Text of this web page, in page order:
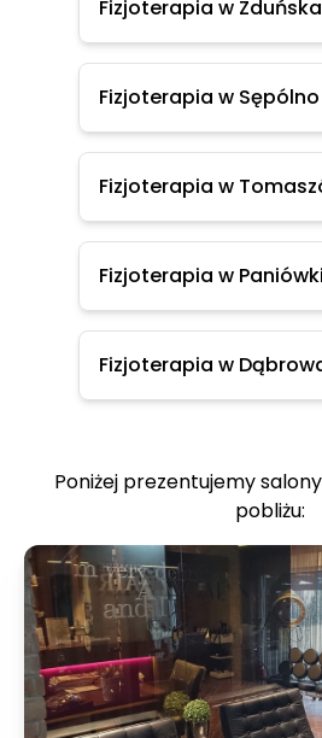
Fizjoterapia w
Fizjoterapia w
Fizjoterapia w
Fizjoterapia w Paniówki
Fizjoterapia w
Poniżej prezentujemy
pobliżu: